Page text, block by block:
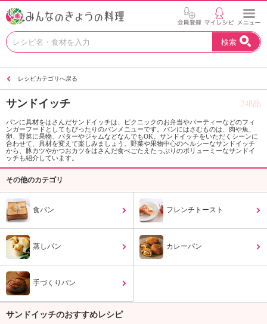
お
い
を
見
つ
け
よ
。
K
エ
ケ
検索
レシピカテゴリへ戻る
サンドイッチ 248品
パンに具材をはさんだサンドイッチは、ピクニックのお弁当やパーティーなどのフィ
ンガーフードとしてもぴったりのパンメニューです。パンにはさむものは、肉や魚、
卵、野菜に果物、バターやジャムなどなんでもOK。サンドイッチをいただくシーンに
合わせて、具材を変えて楽しみましょう。野菜や果物中心のヘルシーなサンドイッチ
から、豚カツやかつおカツをはさんだ食べごたえたっぷりのボリューミーなサンドイ
ッチも紹介しています。
その他のカテゴリ
食パン フレンチトースト
蒸しパン カレーパン
手づくりパン
サンドイッチのおすすめレシピ